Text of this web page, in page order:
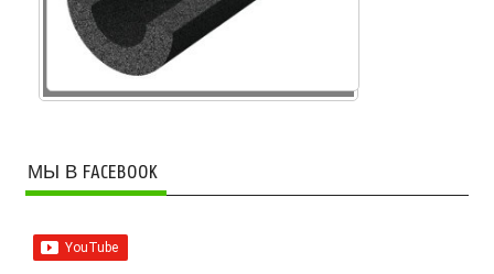
МЫ В FACEBOOK